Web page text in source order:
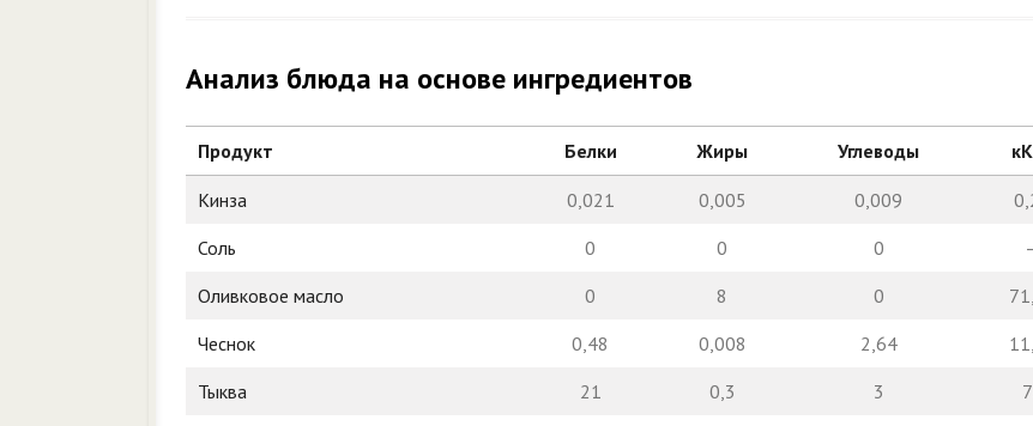
Анализ блюда на основе ингредиентов
Продукт Белки Жиры Углеводы
Кинза 0,021 0,005 0,009
Соль
0 0 0
Оливковое масло
0 8 0
Чеснок
0,48 0,008 2,64
Тыква
21 0,3 3